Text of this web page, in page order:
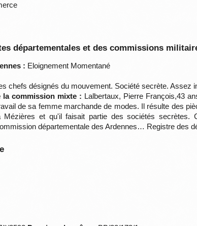
départementales et des commissions
: Eloignement Momentané
chefs désignés du mouvement. Société secrète. Assez
la commission mixte : Lalbertaux, Pierre François,43
de sa femme marchande de modes. Il résulte des
et qu'il faisait partie des sociétés
départementale des Ardennes… Registre des